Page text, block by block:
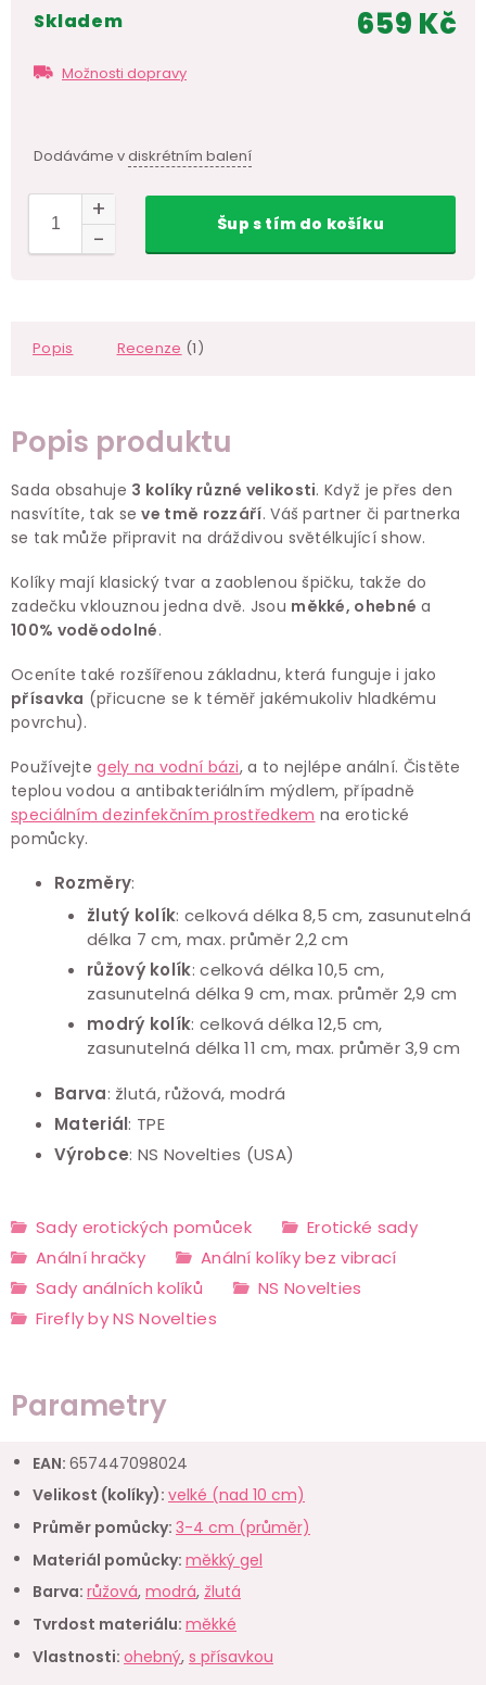
skladem
Možnosti dopravy
Dodáváme vdiskrétním balení
659 Kč
Šups tímdo košíku
Popis Recenze (1)
Popis produktu
Sada obsahuje 3 kolíky různé velikosti. Když je přes den
nasvítíte, tak seve tmě rozzáří. Váš partner či partnerka
se tak může připravit na dráždivou světélkující show.
Kolíky mají klasický tvar a zaoblenou špičku, takže do
zadečku vklouznou jedna dvě. Jsou měkké, ohebné a
100% voděodolné.
Oceníte také rozšířenou základnu, která funguje i jako
přísavka (přicucne se k téměř jakémukoliv hladkému
povrchu).
Používejtegely na vodní bázi, a to nejlépe anální. Čistěte
teplou vodou a antibakteriálním mýdlem, případně
speciálním dezinfekčním prostředkem na erotické
pomůcky.
Rozměry:
žlutý kolík: celková délka 8,5 cm, zasunutelná
délka 7 cm, max. průměr 2,2 cm
růžový kolík: celková délka 10,5 cm,
zasunutelná délka 9 cm, max. průměr 2,9 cm
modrý kolík: celková délka 12,5 cm,
zasunutelná délka 11 cm, max. průměr 3,9 cm
Barva: žlutá, růžová, modrá
Materiál: TPE
Výrobce: NS Novelties (USA)
Sady erotických pomůcek
Erotické sady
Anální hračky
Anální kolíky bez vibrací
Sady análních kolíků
NS Novelties
Firefly by NS Novelties
Parametry
EAN: 657447098024
Velikost (kolíky): velké (nad 10 cm)
Průměr pomůcky: 3-4 cm (průměr)
Materiál pomůcky: měkký gel
Barva: růžová, modrá, žlutá
Tvrdost materiálu: měkké
Vlastnosti: ohebný, s přísavkou